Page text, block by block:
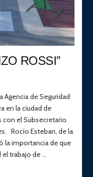
ROSSI”
Agencia de Seguridad
en la ciudad de
con el Subsecretario
Rocío Esteban, de la
la importancia de que
el trabajo de …